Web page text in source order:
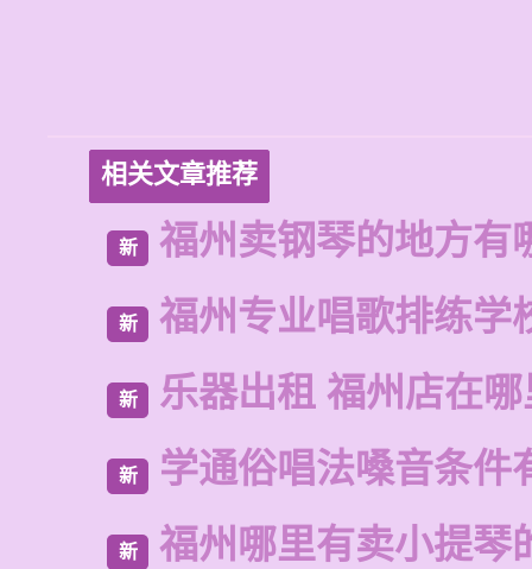
相关文章推荐
新 福州卖钢琴的地方有
新 福州专业唱歌排练学
新 乐器出租 福州店在
新 学通俗唱法嗓音条件
新 福州哪里有卖小提琴